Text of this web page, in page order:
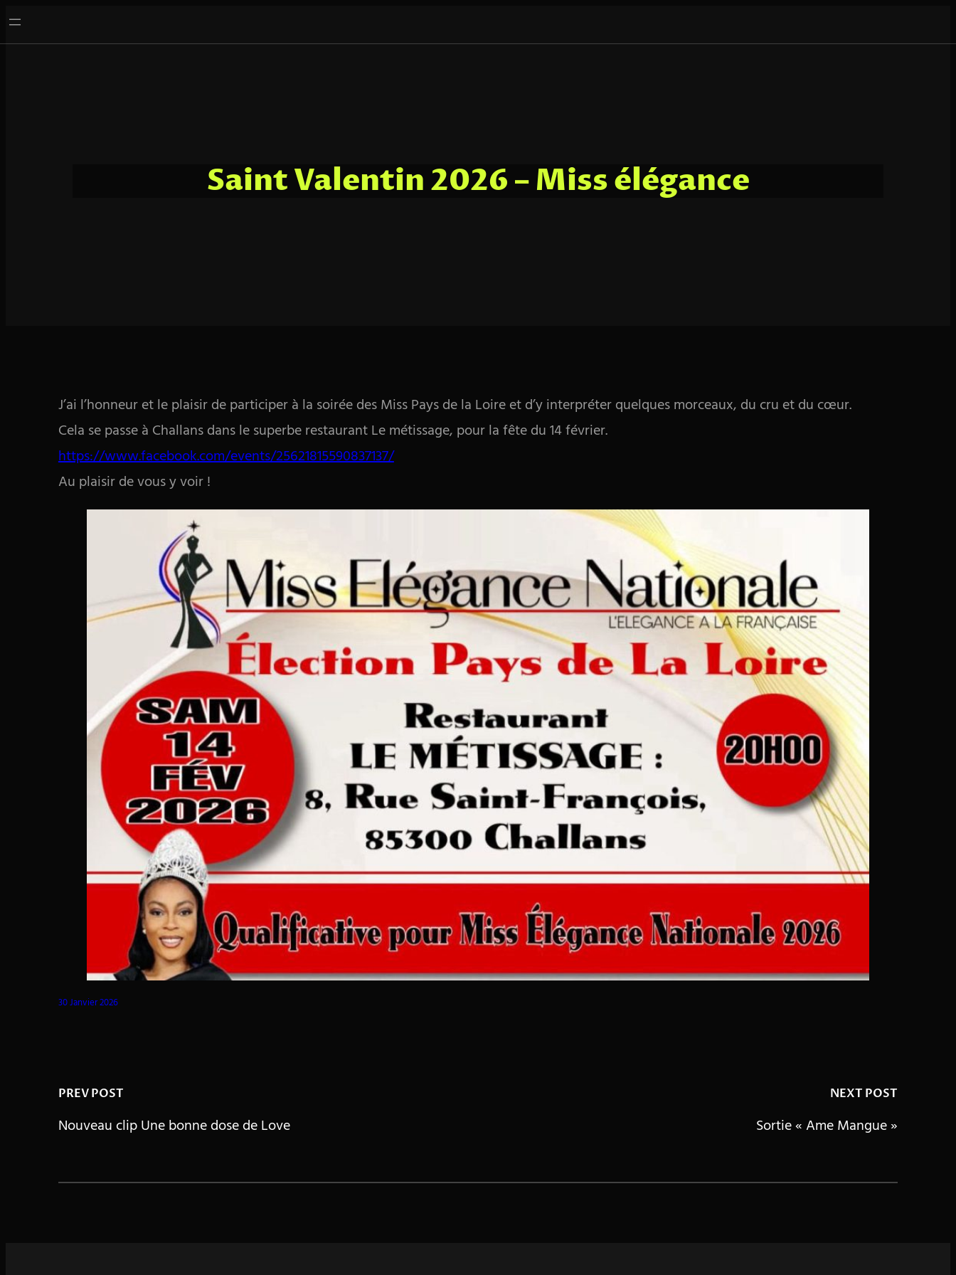
Aller
au
Saint Valentin 2026 – Miss élégance
J’ai l’honneur et le plaisir de participer à la soirée des Miss Pays de la Loire et d’y interpréter quelques morceaux, du cru et du cœur.
Cela se passe à Challans dans le superbe restaurant Le métissage, pour la fête du 14 février.
https://www.facebook.com/events/25621815590837137/
Au plaisir de vous y voir !
30 Janvier 2026
PREV POST
Nouveau clip Une bonne dose de Love
NEXT POST
Sortie « Ame Mangue »